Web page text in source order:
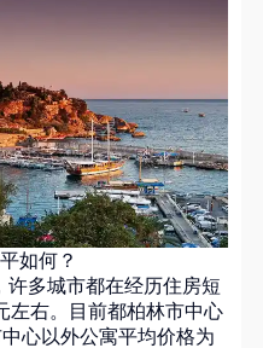
如何？
多城市都在经历住房短
左右。目前都柏林市中心
心以外公寓平均价格为